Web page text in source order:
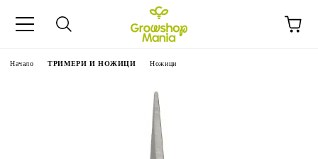
Начало ТРИМЕРИ И НОЖИЦИ Ножици